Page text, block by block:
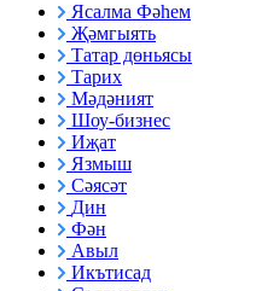
Ясалма Фәһем
Җәмгыять
Татар дөньясы
Тарих
Мәдәният
Шоу-бизнес
Иҗат
Язмыш
Сәясәт
Дин
Фән
Авыл
Икътисад